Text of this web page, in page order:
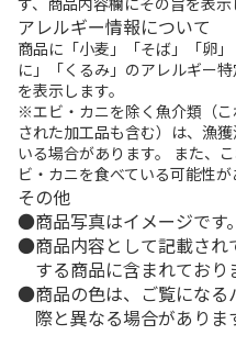
アレルギー情報について
商品に「小麦」「そば」「卵
に」「くるみ」のアレルギー
を表示します。
※エビ・カニを除く魚介類（
された加工品も含む）は、漁
いる場合があります。 また、
ビ・カニを食べている可能性が
その他
商品写真はイメージです。
商品内容として記載さ
する商品に含まれており
商品の色は、ご覧にな
際と異なる場合がありま